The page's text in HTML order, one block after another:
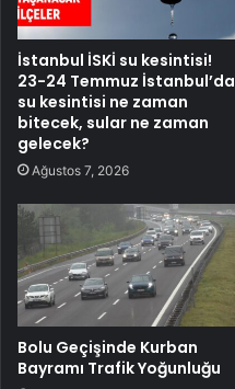
İstanbul İSKİ su kesintisi!
23-24 Temmuz İstanbul’da
su kesintisi ne zaman
bitecek, sular ne zaman
gelecek?
Ağustos 7, 2026
Bolu Geçişinde Kurban
Bayramı Trafik Yoğunluğu